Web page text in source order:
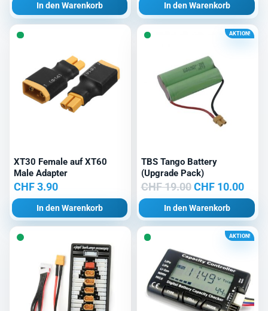
In den Warenkorb In den Warenkorb
XT30 Female auf XT60
Male Adapter
CHF3.90
In den Warenkorb
AKTION!
TBS Tango Battery
(Upgrade Pack)
CHF19.00 Ursprünglicher
Preis
war:
CHF 19.00
CHF10.00
ist:
CHF
In den Warenkorb
AKTION!